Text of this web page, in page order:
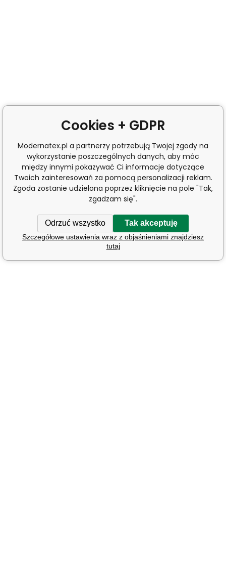
Cookies + GDPR
Modernatex.pl a partnerzy potrzebują Twojej zgody na
wykorzystanie poszczególnych danych, aby móc
między innymi pokazywać Ci informacje dotyczące
Twoich zainteresowań za pomocą personalizacji reklam.
Zgoda zostanie udzielona poprzez kliknięcie na pole "Tak,
zgadzam się".
Odrzuć wszystko Tak akceptuję
Szczegółowe ustawienia wraz z objaśnieniami znajdziesz
tutaj